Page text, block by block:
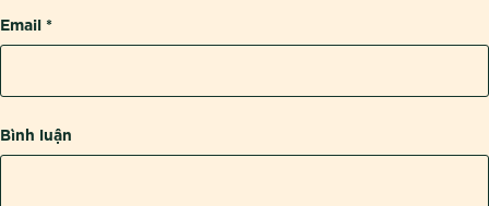
Bình luận
Email *